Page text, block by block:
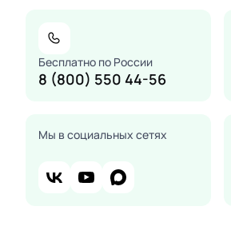
Бесплатно по России
8 (800) 550 44-56
Мы в социальных сетях